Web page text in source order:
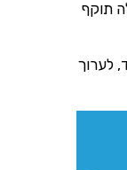
תוקף
לערוך